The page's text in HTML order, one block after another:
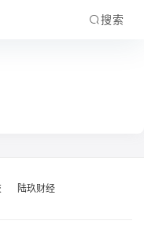
搜索
陆玖财经